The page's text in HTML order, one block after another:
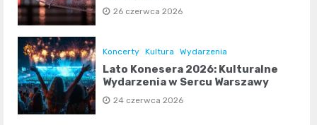
26 czerwca 2026
Koncerty Kultura Wydarzenia
Lato Konesera 2026: Kulturalne
Wydarzenia w Sercu Warszawy
24 czerwca 2026